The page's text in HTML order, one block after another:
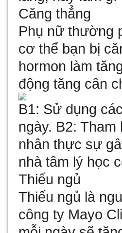
Căng thẳng
Phụ nữ thường
cơ thể bạn bị
hormon làm
động tăng cân
B1: Sử dụng
ngày. B2:
nhân thực sự
nhà tâm lý học
Thiếu ngủ
Thiếu ngủ là
công ty Mayo